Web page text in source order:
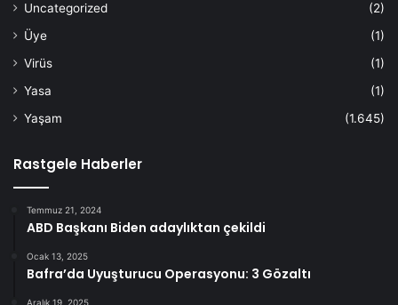
Uncategorized
(2)
Üye
(1)
Virüs
(1)
Yasa
(1)
Yaşam
(1.645)
Rastgele Haberler
Temmuz 21, 2024
ABD Başkanı Biden adaylıktan çekildi
Ocak 13, 2025
Bafra’da Uyuşturucu Operasyonu: 3 Gözaltı
Aralık 19, 2025